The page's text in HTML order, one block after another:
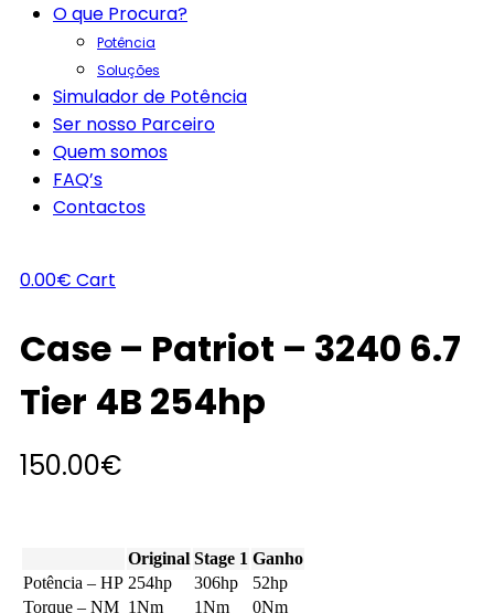
O que Procura?
Potência
Soluções
Simulador de Potência
Ser nosso Parceiro
Quem somos
FAQ’s
Contactos
0.00€ Cart
Case – Patriot – 3240 6.7
Tier 4B 254hp
150.00€
Original Stage 1 Ganho
Potência – HP 254hp 306hp
52hp
Torque – NM 1Nm 1Nm
0Nm